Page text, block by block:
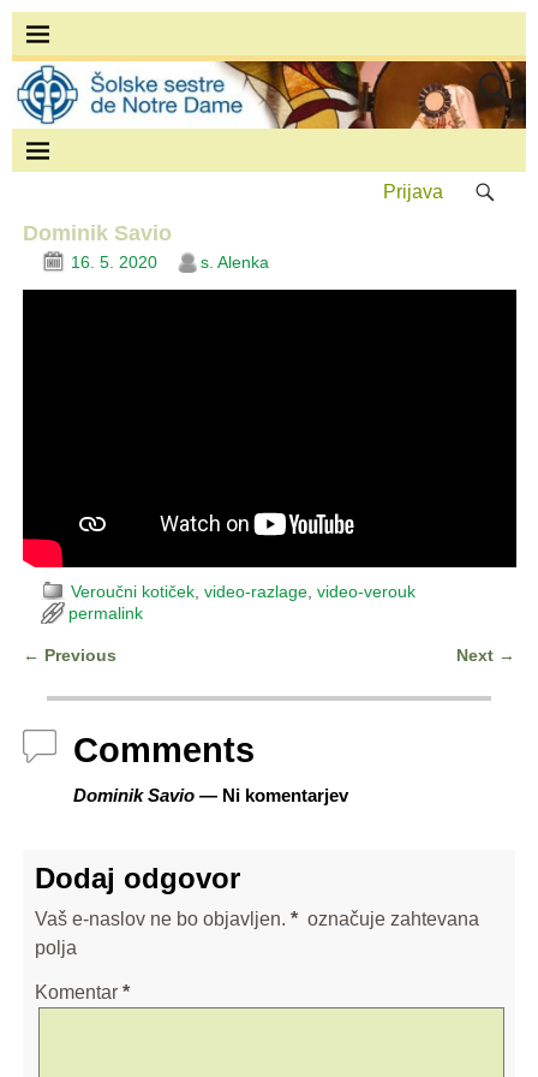
Prijava
Dominik Savio
16. 5. 2020 s. Alenka
Veroučni kotiček, video-razlage, video-verouk
permalink
← Previous Next →
Comments
Dominik Savio— Ni komentarjev
Dodaj odgovor
Vaš e-naslov ne bo objavljen. * označuje zahtevana
polja
Komentar *